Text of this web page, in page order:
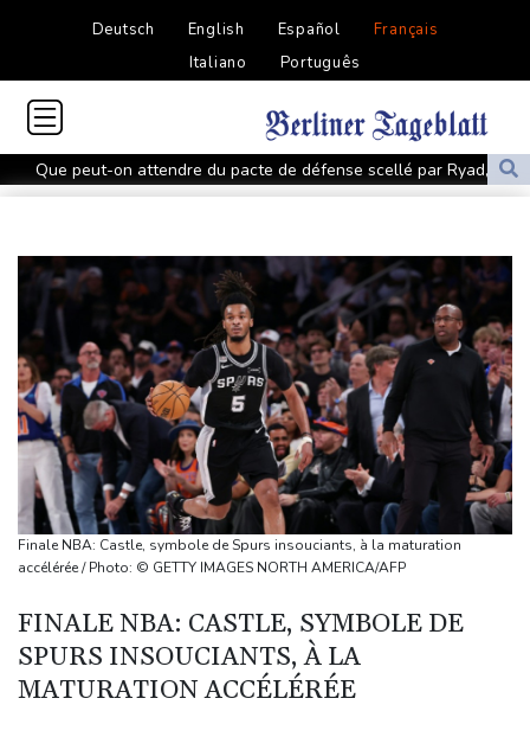
Deutsch English Español
Français
Italiano
Português
Que peut-on attendre du pacte de défense scellé par Ryad,
Ankara et Islamabad?
Hongrie : le "juge qui a dit non" à Orban choisi par le camp
Magyar pour devenir président
Euro de natation: Léon Marchand forfait sur les 200 et 400 m
quatre nages
Angleterre: le milieu brésilien Bruno Guimaraes rejoint Arsenal
Tour de France: la lauréate sortante Pauline Ferrand-Prévot
abandonne avant la 8e étape
Violences sexuelles sur mineurs : le gouvernement se penche
sur les défaillances des enquêtes
A Kiev, dernier adieu à un bénévole qui a consacré sa vie aux
Euro d'athlétisme: Duplantis, Werro, Jacobs, les stars à suivre à
Birmingham
Violences sexuelles sur mineurs: un courrier de Darmanin pointe
Finale NBA: Castle, symbole de Spurs insouciants, à la maturation
accélérée / Photo: © GETTY IMAGES NORTH AMERICA/AFP
FINALE NBA: CASTLE, SYMBOLE DE
SPURS INSOUCIANTS, À LA
MATURATION ACCÉLÉRÉE